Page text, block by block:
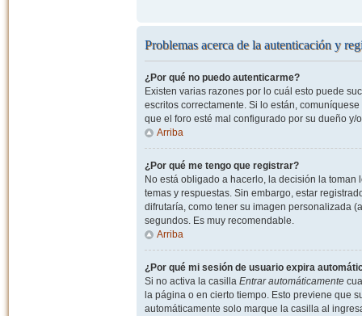
Problemas acerca de la autenticación y
¿Por qué no puedo autenticarme?
Existen varias razones por lo cuál esto puede
escritos correctamente. Si lo están,
que el foro esté mal configurado por su dueño
Arriba
¿Por qué me tengo que registrar?
No está obligado a hacerlo, la decisión la
temas y respuestas. Sin embargo, estar
difrutaría, como tener su imagen personalizada
segundos. Es muy recomendable.
Arriba
¿Por qué mi sesión de usuario expira
Si no activa la casilla Entrar automáticamente
la página o en cierto tiempo. Esto previene que
automáticamente solo marque la casilla al